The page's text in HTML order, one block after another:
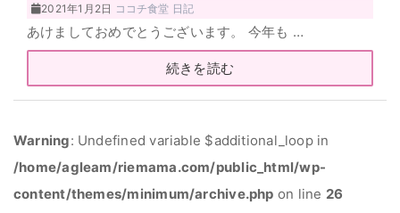
2021年1月2日 ココチ食堂 日記
あけましておめでとうございます。 今年も …
続きを読む
Warning: Undefined variable $additional_loop in
/home/agleam/riemama.com/public_html/wp-
content/themes/minimum/archive.php on line 26